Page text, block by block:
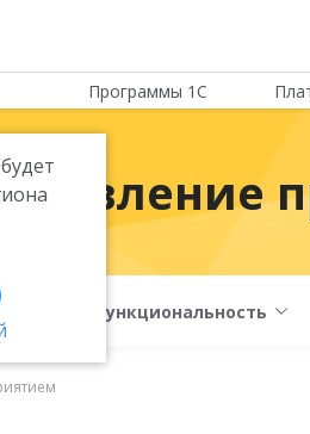
Программы 1С
Функциональность